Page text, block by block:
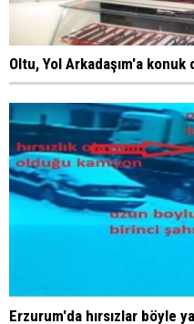
Oltu, Yol Arkadaşım'a konuk
Erzurum'da hırsızlar böyle